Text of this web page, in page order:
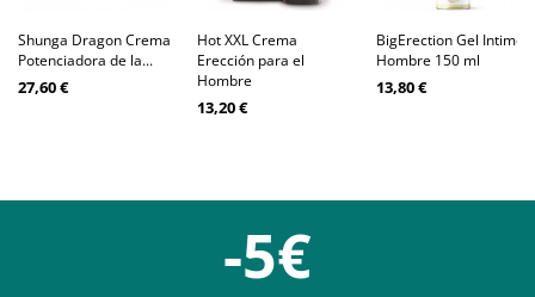
Shunga Dragon Crema
Potenciadora de la...
27,60 €
Hot XXL Crema
Erección para el
Hombre
13,20 €
BigErection Gel Intimo
Hombre 150 ml
13,80 €
-5€